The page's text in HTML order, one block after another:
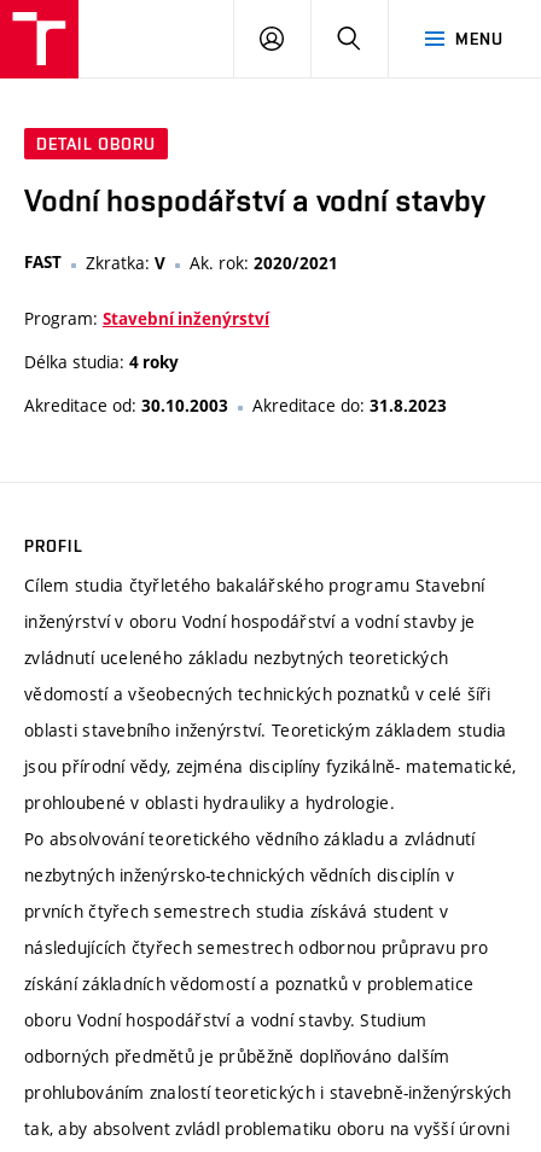
MENU
PŘIHLÁSIT
DETAIL OBORU
Vodní hospodářství a vodní stavby
FAST Zkratka: V Ak. rok: 2020/2021
Program: Stavební inženýrství
Délka studia: 4 roky
Akreditace od: 30.10.2003 Akreditace do: 31.8.2023
PROFIL
Cílem studia čtyřletého bakalářského programu Stavební
inženýrství v oboru Vodní hospodářství a vodní stavby je
zvládnutí uceleného základu nezbytných teoretických
vědomostí a všeobecných technických poznatků v celé šíři
oblasti stavebního inženýrství. Teoretickým základem studia
jsou přírodní vědy, zejména disciplíny fyzikálně- matematické,
prohloubené v oblasti hydrauliky a hydrologie.
Po absolvování teoretického vědního základu a zvládnutí
nezbytných inženýrsko-technických vědních disciplín v
prvních čtyřech semestrech studia získává student v
následujících čtyřech semestrech odbornou průpravu pro
získání základních vědomostí a poznatků v problematice
oboru Vodní hospodářství a vodní stavby. Studium
odborných předmětů je průběžně doplňováno dalším
prohlubováním znalostí teoretických i stavebně-inženýrských
tak, aby absolvent zvládl problematiku oboru na vyšší úrovni